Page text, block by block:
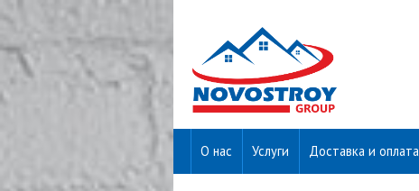
О нас Услуги Доставка и оплата